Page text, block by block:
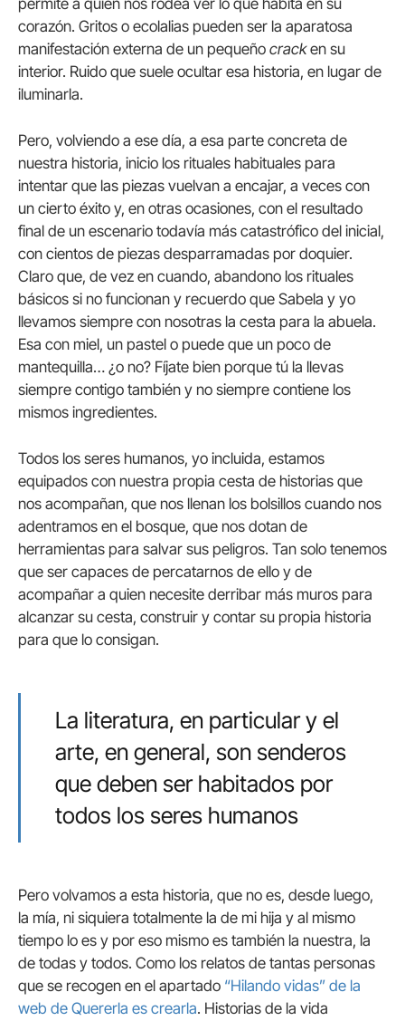
permite a quien nos rodea ver lo que habita en su
corazón. Gritos o ecolalias pueden ser la aparatosa
manifestación externa de un pequeño cracken su
interior. Ruido que suele ocultar esa historia, en lugar de
iluminarla.
Pero, volviendo a ese día, a esa parte concreta de
nuestra historia, inicio los rituales habituales para
intentar que las piezas vuelvan a encajar, a veces con
un cierto éxito y, en otras ocasiones, con el resultado
final de un escenario todavía más catastrófico del inicial,
con cientos de piezas desparramadas por doquier.
Claro que, de vez en cuando, abandono los rituales
básicos si no funcionan y recuerdo que Sabela y yo
llevamos siempre con nosotras la cesta para la abuela.
Esa con miel, un pastel o puede que un poco de
mantequilla… ¿o no? Fíjate bien porque tú la llevas
siempre contigo también y no siempre contiene los
mismos ingredientes.
Todos los seres humanos, yo incluida, estamos
equipados con nuestra propia cesta de historias que
nos acompañan, que nos llenan los bolsillos cuando nos
adentramos en el bosque, que nos dotan de
herramientas para salvar sus peligros. Tan solo tenemos
que ser capaces de percatarnos de ello y de
acompañar a quien necesite derribar más muros para
alcanzar su cesta, construir y contar su propia historia
para que lo consigan.
La literatura, en particular y el
arte, en general, son senderos
que deben ser habitados por
todos los seres humanos
Pero volvamos a esta historia, que no es, desde luego,
la mía, ni siquiera totalmente la de mi hija y al mismo
tiempo lo es y por eso mismo es también la nuestra, la
de todas y todos. Como los relatos de tantas personas
que se recogen en el apartado “Hilando vidas” de la
web de Quererla es crearla. Historias de la vida